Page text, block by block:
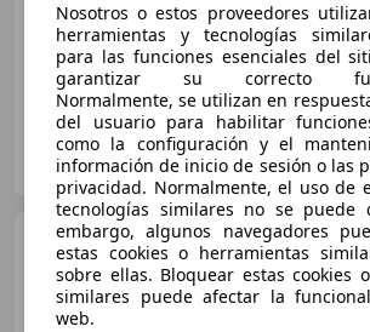
06/2021 83.000 km Gasolina
Clidrive Group
ES-28006 MADRID
Kia
Nosotros o estos proveedores
herramientas y tecnologías
para las funciones esenciales del
garantizar su correcto
Normalmente, se utilizan en
del usuario para habilitar
como la configuración y el
información de inicio de sesión o las
privacidad. Normalmente, el uso de
tecnologías similares no se puede
embargo, algunos navegadores
estas cookies o herramientas
sobre ellas. Bloquear estas cookies
similares puede afectar la
web.